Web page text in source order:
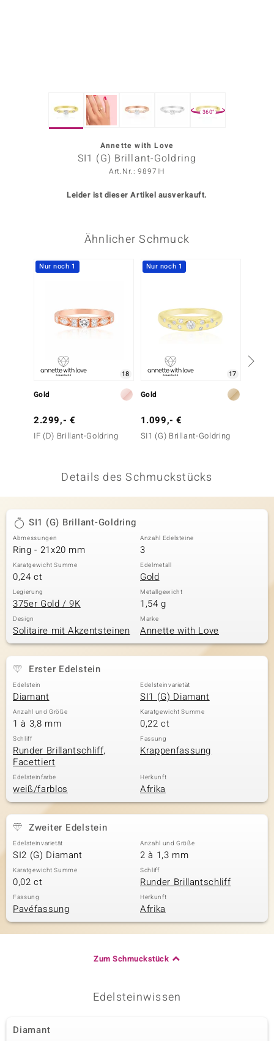
BY DE MELO
Classics
360°
Annette with Love
SI1 (G) Brillant-Goldring
Art.Nr.: 9897IH
Leider ist dieser Artikel ausverkauft.
Ähnlicher Schmuck
Nur noch 1
18
Gold
2.299,- €
IF (D) Brillant-Goldring
Nur noch 1
17
Gold
1.099,- €
SI1 (G) Brillant-Goldring
Details des Schmuckstücks
SI1 (G) Brillant-Goldring
Abmessungen
Ring - 21x20 mm
Anzahl Edelsteine
3
Karatgewicht Summe
0,24 ct
Edelmetall
Gold
Legierung
375er Gold / 9K
Metallgewicht
1,54 g
Design
Solitaire mit Akzentsteinen
Marke
Annette with Love
Erster Edelstein
Edelstein
Diamant
Edelsteinvarietät
SI1 (G) Diamant
Anzahl und Größe
1 à 3,8 mm
Karatgewicht Summe
0,22 ct
Schliff
Runder Brillantschliff,
Facettiert
Fassung
Krappenfassung
Edelsteinfarbe
weiß/farblos
Herkunft
Afrika
Zweiter Edelstein
Edelsteinvarietät
SI2 (G) Diamant
Anzahl und Größe
2 à 1,3 mm
Karatgewicht Summe
0,02 ct
Schliff
Runder Brillantschliff
Fassung
Pavéfassung
Herkunft
Afrika
Zum Schmuckstück
Edelsteinwissen
Diamant